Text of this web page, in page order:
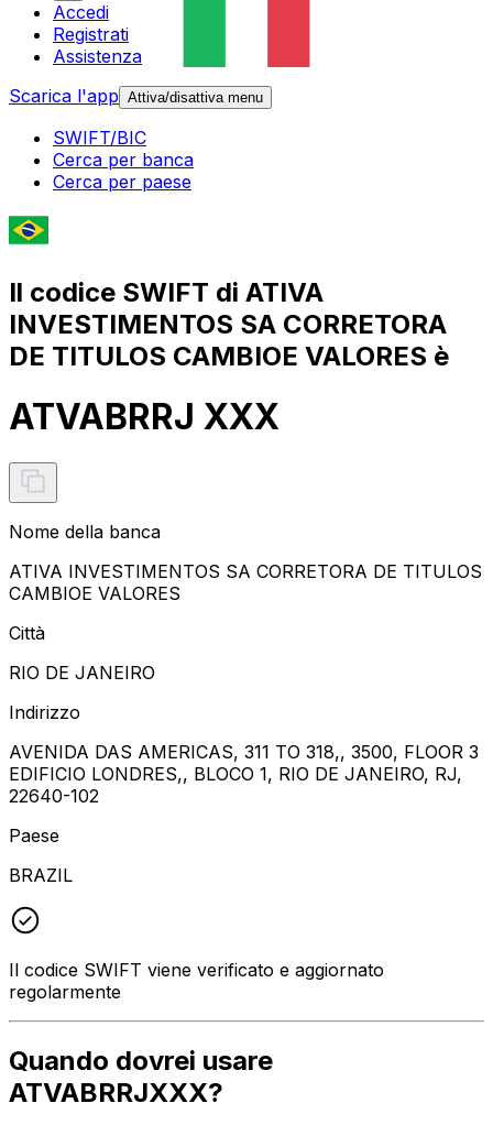
Accedi
Registrati
Assistenza
Scarica l'app Attiva/disattiva menu
SWIFT/BIC
Cerca per banca
Cerca per paese
Il codice SWIFT di ATIVA
INVESTIMENTOS SA CORRETORA
DE TITULOS CAMBIOE VALORES è
ATVABRRJ XXX
Nome della banca
ATIVA INVESTIMENTOS SA CORRETORA DE TITULOS
CAMBIOE VALORES
Città
RIO DE JANEIRO
Indirizzo
AVENIDA DAS AMERICAS, 311 TO 318,, 3500, FLOOR 3
EDIFICIO LONDRES,, BLOCO 1, RIO DE JANEIRO, RJ,
22640-102
Paese
BRAZIL
Il codice SWIFT viene verificato e aggiornato
regolarmente
Quando dovrei usare
ATVABRRJXXX?